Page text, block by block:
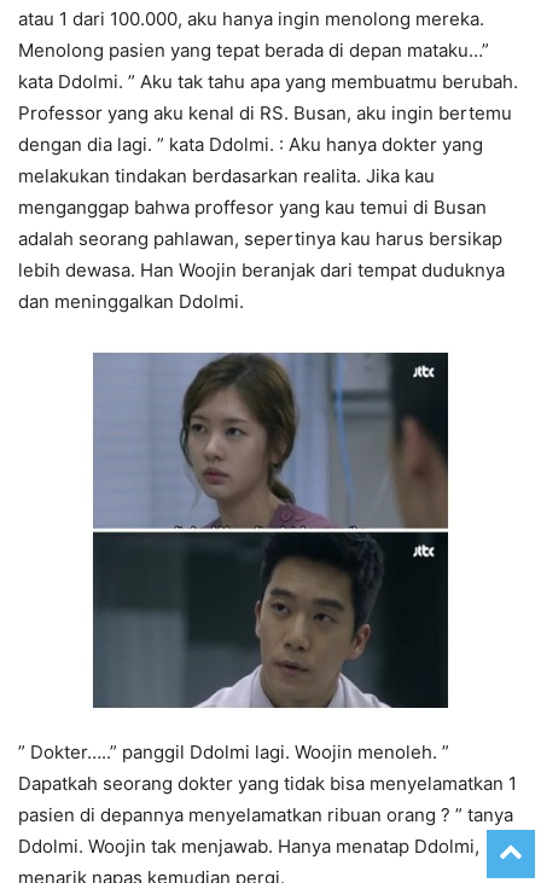
atau 1 dari 100.000, aku hanya ingin menolong mereka.
Menolong pasien yang tepat berada di depan mataku…”
kata Ddolmi. ” Aku tak tahu apa yang membuatmu berubah.
Professor yang aku kenal di RS. Busan, aku ingin bertemu
dengan dia lagi. ” kata Ddolmi. : Aku hanya dokter yang
melakukan tindakan berdasarkan realita. Jika kau
menganggap bahwa proffesor yang kau temui di Busan
adalah seorang pahlawan, sepertinya kau harus bersikap
lebih dewasa. Han Woojin beranjak dari tempat duduknya
dan meninggalkan Ddolmi.
” Dokter…..” panggil Ddolmi lagi. Woojin menoleh. ”
Dapatkah seorang dokter yang tidak bisa menyelamatkan 1
pasien di depannya menyelamatkan ribuan orang ? ” tanya
Ddolmi. Woojin tak menjawab. Hanya menatap Ddolmi,
menarik napas kemudian pergi.